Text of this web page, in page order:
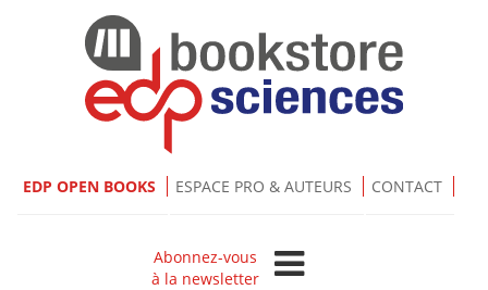
EDP OPEN BOOKS ESPACE PRO & AUTEURS CONTACT
Abonnez-vous
à la newsletter